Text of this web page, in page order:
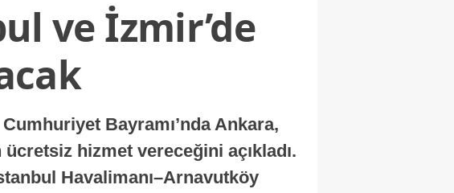
ve İzmir’de
Bayramı’nda Ankara,
ücretsiz hizmet vereceğini açıkladı.
Havalimanı–Arnavutköy